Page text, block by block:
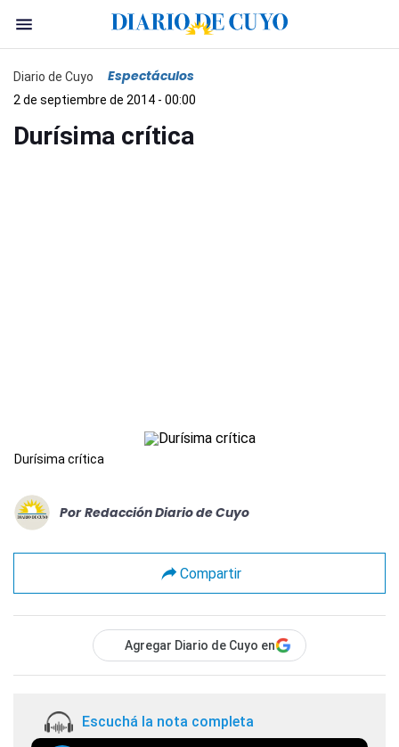
Diario de Cuyo Espectáculos
2 de septiembre de 2014 - 00:00
Durísima crítica
Durísima crítica
Por Redacción Diario de Cuyo
Compartir
Agregar Diario de Cuyo en
Escuchá la nota completa